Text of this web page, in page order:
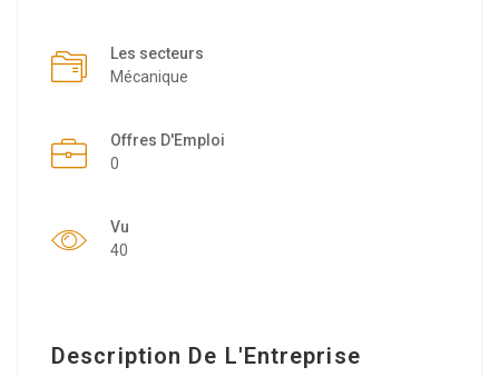
Les secteurs
Mécanique
Offres D'Emploi
0
Vu
40
Description De L'Entreprise